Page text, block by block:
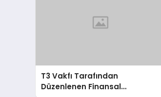
T3 Vakfı Tarafından
Düzenlenen Finansal